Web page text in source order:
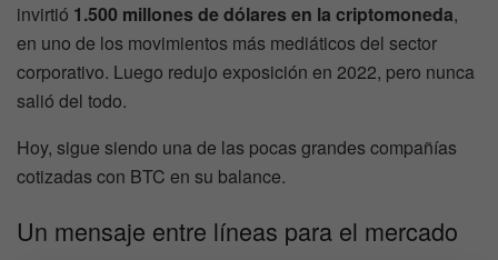
invirtió 1.500 millones de dólares en la criptomoneda,
en uno de los movimientos más mediáticos del sector
corporativo. Luego redujo exposición en 2022, pero nunca
salió del todo.
Hoy, sigue siendo una de las pocas grandes compañías
cotizadas con BTC en su balance.
Un mensaje entre líneas para el mercado